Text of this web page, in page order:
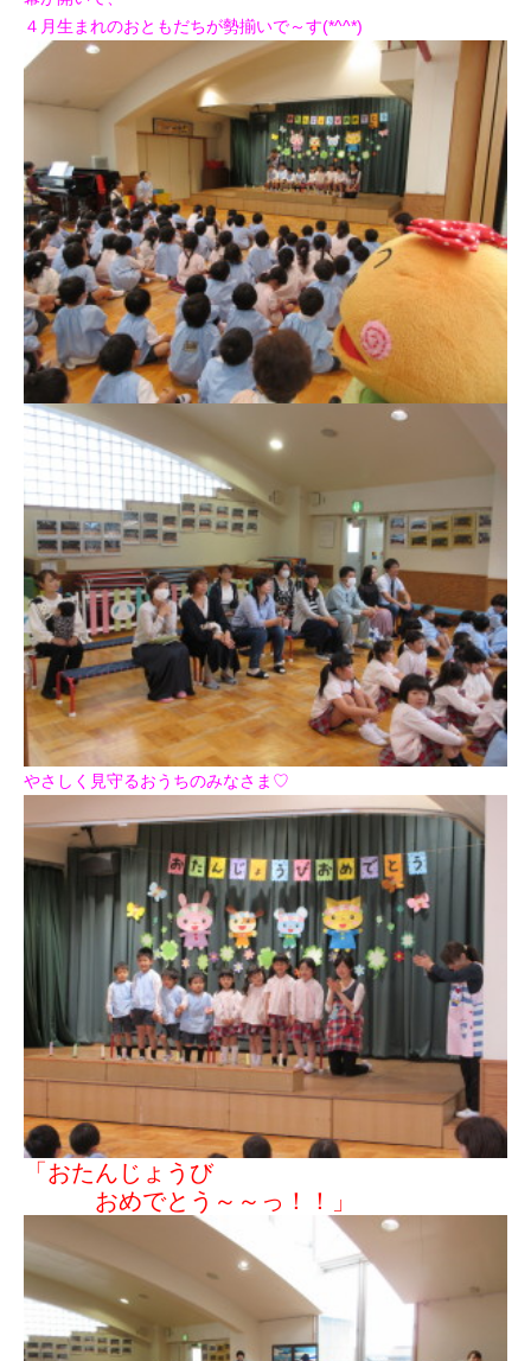
４月生まれのおともだちが勢揃いで～す(*^^*)
やさしく見守るおうちのみなさま♡
「おたんじょうび
おめでとう～～っ！！」